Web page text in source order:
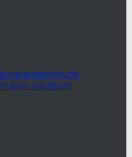
Jubiläum